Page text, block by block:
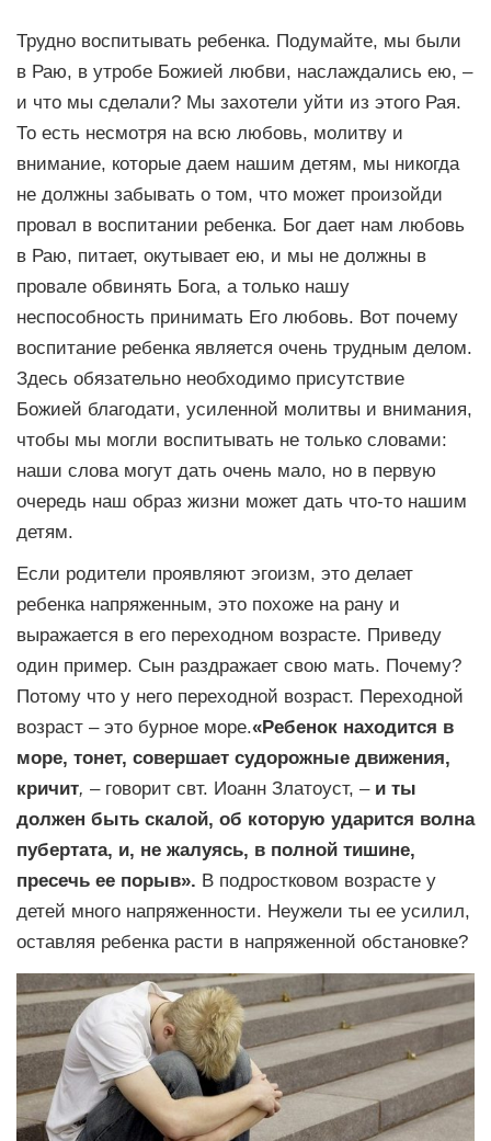
Трудно воспитывать ребенка. Подумайте, мы были
в Раю, в утробе Божией любви, наслаждались ею, –
и что мы сделали? Мы захотели уйти из этого Рая.
То есть несмотря на всю любовь, молитву и
внимание, которые даем нашим детям, мы никогда
не должны забывать о том, что может произойди
провал в воспитании ребенка. Бог дает нам любовь
в Раю, питает, окутывает ею, и мы не должны в
провале обвинять Бога, а только нашу
неспособность принимать Его любовь. Вот почему
воспитание ребенка является очень трудным делом.
Здесь обязательно необходимо присутствие
Божией благодати, усиленной молитвы и внимания,
чтобы мы могли воспитывать не только словами:
наши слова могут дать очень мало, но в первую
очередь наш образ жизни может дать что-то нашим
детям.
Если родители проявляют эгоизм, это делает
ребенка напряженным, это похоже на рану и
выражается в его переходном возрасте. Приведу
один пример. Сын раздражает свою мать. Почему?
Потому что у него переходной возраст. Переходной
возраст – это бурное море.«Ребенок находится в
море, тонет, совершает судорожные движения,
кричит, – говорит свт. Иоанн Златоуст, – и ты
должен быть скалой, об которую ударится волна
пубертата, и, не жалуясь, в полной тишине,
пресечь ее порыв». В подростковом возрасте у
детей много напряженности. Неужели ты ее усилил,
оставляя ребенка расти в напряженной обстановке?